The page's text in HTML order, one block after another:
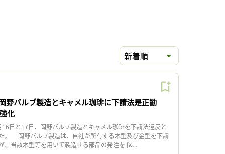
新着順
野バルブ製造とキャメル珈琲に下請法是正勧
化
日と17日、岡野バルブ製造とキャメル珈琲を下請法違反と
。 岡野バルブ製造は、自社が所有する木型及び金型を下請
、当該木型等を用いて製造する部品の発注を [&...